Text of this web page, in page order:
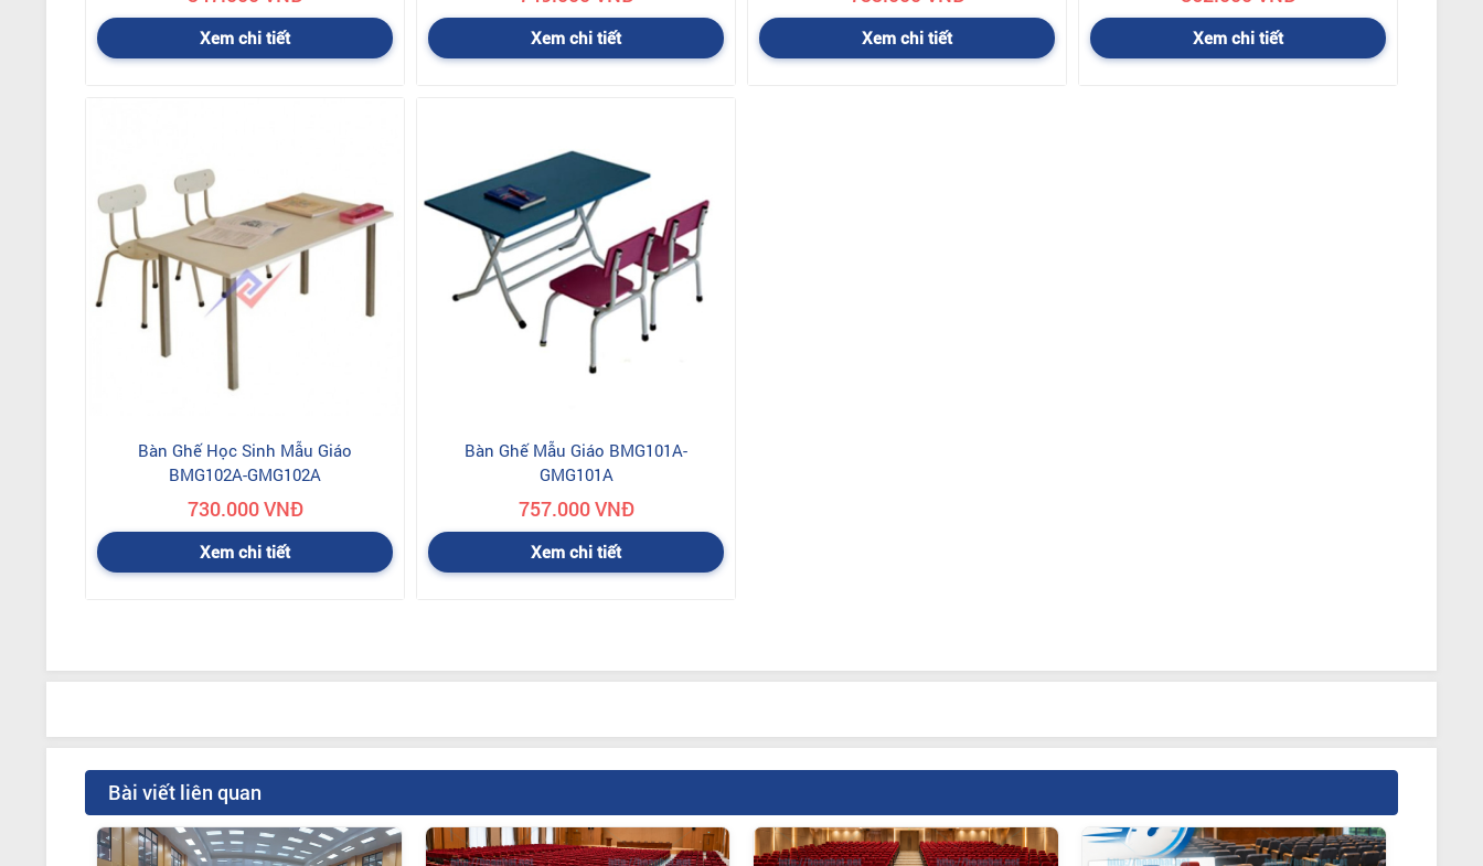
Xem chi tiết Xem chi tiết Xem chi tiết Xem chi tiết
Bàn Ghế Học Sinh Mẫu Giáo
BMG102A-GMG102A
730.000 VNĐ
Xem chi tiết
Bàn Ghế Mẫu Giáo BMG101A-
GMG101A
757.000 VNĐ
Xem chi tiết
Bài viết liên quan